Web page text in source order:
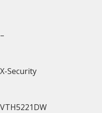
–
X-Security
VTH5221DW